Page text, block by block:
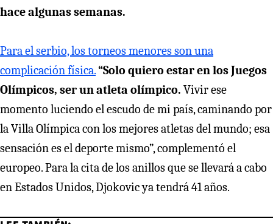
hace algunas semanas.
Para el serbio, los torneos menores son una
complicación física.“Solo quiero estar en los Juegos
Olímpicos, ser un atleta olímpico. Vivir ese
momento luciendo el escudo de mi país, caminando por
la Villa Olímpica con los mejores atletas del mundo; esa
sensación es el deporte mismo”, complementó el
europeo. Para la cita de los anillos que se llevará a cabo
en Estados Unidos, Djokovic ya tendrá 41 años.